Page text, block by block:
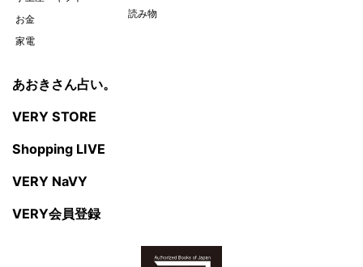
お金
家電
読み物
あおきさん占い。
VERY STORE
Shopping LIVE
VERY NaVY
VERY会員登録